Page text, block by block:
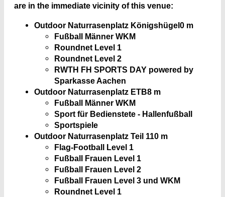
are in the immediate vicinity of this venue:
Outdoor Naturrasenplatz Königshügel0 m
Fußball Männer WKM
Roundnet Level 1
Roundnet Level 2
RWTH FH SPORTS DAY powered by
Sparkasse Aachen
Outdoor Naturrasenplatz ETB8 m
Fußball Männer WKM
Sport für Bedienstete - Hallenfußball
Sportspiele
Outdoor Naturrasenplatz Teil 110 m
Flag-Football Level 1
Fußball Frauen Level 1
Fußball Frauen Level 2
Fußball Frauen Level 3 und WKM
Roundnet Level 1